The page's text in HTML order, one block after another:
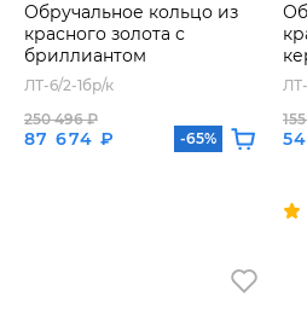
Обручальное кольцо из
красного золота с
бриллиантом
ЛТ-6/2-1бр/к
87 674 ₽
250 496 ₽
-65%